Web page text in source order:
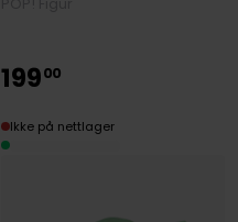
19900
Ikke på nettlager